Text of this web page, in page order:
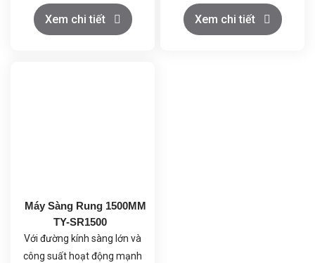
lý khối lượng lớn nguyên
liệu trong thời gian ngắn,
của sản phẩm
Xem chi tiết
1800mm TY-SR1800 là giải
pháp lý tưởng cho các
Xem chi tiết
Máy Sàng Rung 1500MM
TY-SR1500
Với đường kính sàng lớn và
công suất hoạt động mạnh